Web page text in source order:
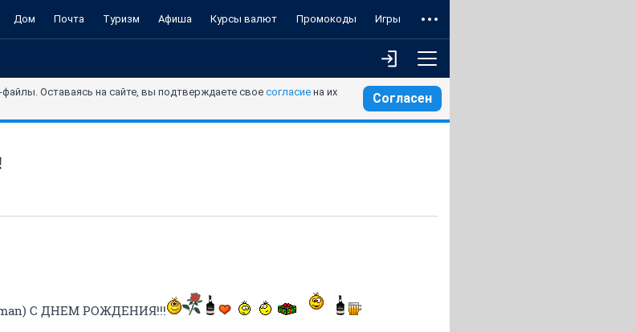
Дом Почта Туризм Афиша Курсы валют Промокоды Игры
Оставаясь на сайте, вы подтверждаете свое согласие на их
Согласен
С ДНЕМ РОЖДЕНИЯ!!!